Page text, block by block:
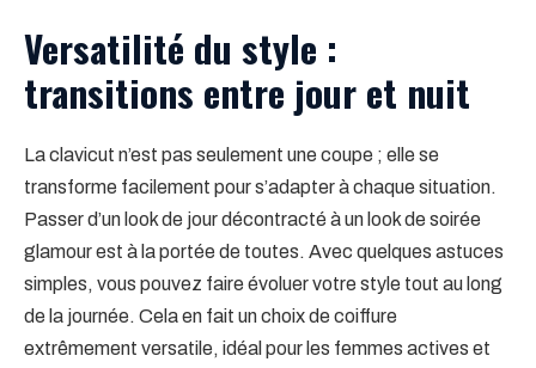
Versatilité du style :
transitions entre jour et nuit
La clavicut n’est pas seulement une coupe ; elle se
transforme facilement pour s’adapter à chaque situation.
Passer d’un look de jour décontracté à un look de soirée
glamour est à la portée de toutes. Avec quelques astuces
simples, vous pouvez faire évoluer votre style tout au long
de la journée. Cela en fait un choix de coiffure
extrêmement versatile, idéal pour les femmes actives et